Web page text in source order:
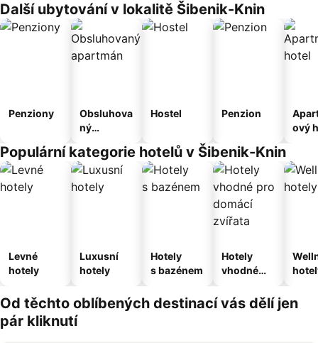
Další ubytování v lokalitě Šibenik-Knin
Penziony
Obsluhova
ný
Hostel Penzion
ový
Populární kategorie hotelů v Šibenik-Knin
Levné
hotely
Luxusní
hotely
Hotely
s bazénem
Hotely
vhodné
domácí
zvířata
Od těchto oblíbených destinací vás dělí jen
pár kliknutí